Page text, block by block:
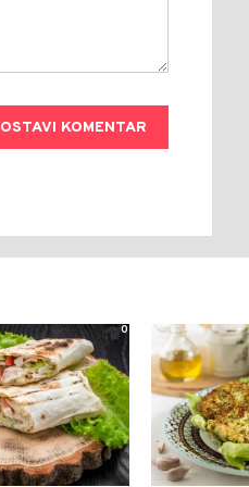
OSTAVI KOMENTAR
0